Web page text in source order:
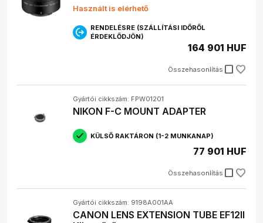
Használt is elérhető
RENDELÉSRE (SZÁLLÍTÁSI IDŐRŐL
ÉRDEKLŐDJÖN)
Összehasonlítás check_box_outline_blank
164 901 HUF
Gyártói cikkszám: FPW01201
NIKON F-C MOUNT ADAPTER
KÜLSŐ RAKTÁRON (1-2 MUNKANAP)
Összehasonlítás check_box_outline_blank
77 901 HUF
Gyártói cikkszám: 9198A001AA
CANON LENS EXTENSION TUBE EF12II